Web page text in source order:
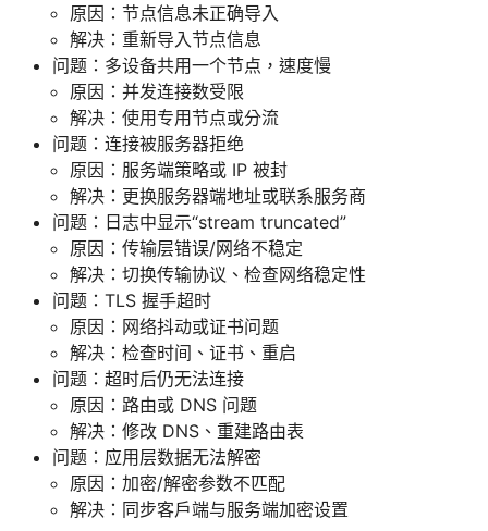
原因：节点信息未正确导入
解决：重新导入节点信息
问题：多设备共用一个节点，速度慢
原因：并发连接数受限
解决：使用专用节点或分流
问题：连接被服务器拒绝
原因：服务端策略或 IP 被封
解决：更换服务器端地址或联系服务商
问题：日志中显示“stream truncated”
原因：传输层错误/网络不稳定
解决：切换传输协议、检查网络稳定性
问题：TLS 握手超时
原因：网络抖动或证书问题
解决：检查时间、证书、重启
问题：超时后仍无法连接
原因：路由或 DNS 问题
解决：修改 DNS、重建路由表
问题：应用层数据无法解密
原因：加密/解密参数不匹配
解决：同步客户端与服务端加密设置